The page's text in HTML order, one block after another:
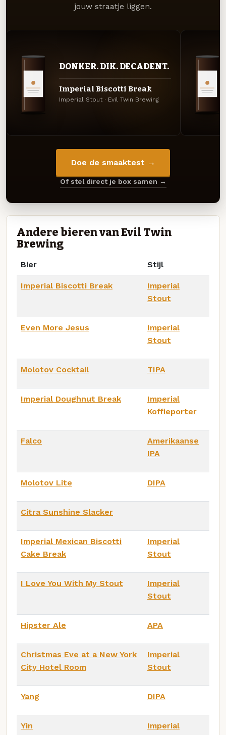
jouw straatje liggen.
DONKER. DIK. DECADENT.
Imperial Biscotti Break
Imperial Stout · Evil Twin Brewing
Doe de smaaktest →
Of stel direct je box samen →
Andere bieren van Evil Twin
Brewing
Bier Stijl
Imperial Biscotti Break
Imperial
Stout
Even More Jesus
Imperial
Stout
Molotov Cocktail TIPA
Imperial Doughnut Break
Imperial
Koffieporter
Falco
Amerikaanse
IPA
Molotov Lite DIPA
Citra Sunshine Slacker
Imperial Mexican Biscotti
Cake Break
Imperial
Stout
I Love You With My Stout
Imperial
Stout
Hipster Ale APA
Christmas Eve at a New York
City Hotel Room
Imperial
Stout
Yang DIPA
Yin
Imperial